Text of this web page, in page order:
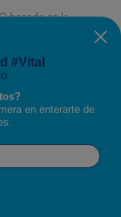
basado en la
Total EE. UU. -
de Nielsen-Whole
y no son
descuento.
#Vital
en enterarte de